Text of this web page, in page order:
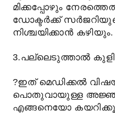
മിക്കപ്പോഴും
ഡോക്ടര്ക്ക് സര്
നിശ്ചയിക്കാന് കഴിയും.
3.പല്ലെടുത്താല്
?ഇത് മെഡിക്കല്
പൊതുവായുള്ള
എങ്ങനെയോ